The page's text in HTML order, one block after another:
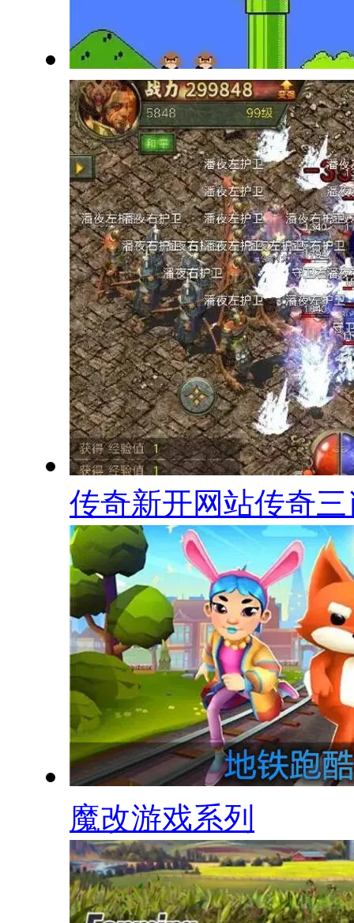
传奇新开网站传奇三
魔改游戏系列